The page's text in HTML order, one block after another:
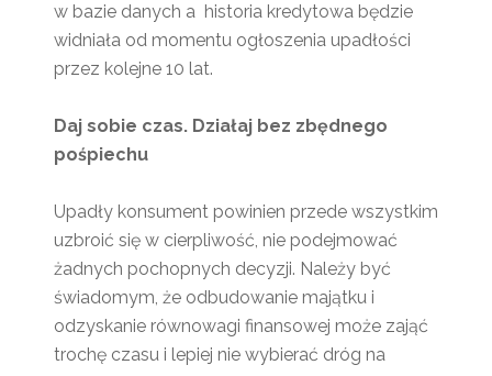
w bazie danych a historia kredytowa będzie
widniała od momentu ogłoszenia upadłości
przez kolejne 10 lat.
Daj sobie czas. Działaj bez zbędnego
pośpiechu
Upadły konsument powinien przede wszystkim
uzbroić się w cierpliwość, nie podejmować
żadnych pochopnych decyzji. Należy być
świadomym, że odbudowanie majątku i
odzyskanie równowagi finansowej może zająć
trochę czasu i lepiej nie wybierać dróg na